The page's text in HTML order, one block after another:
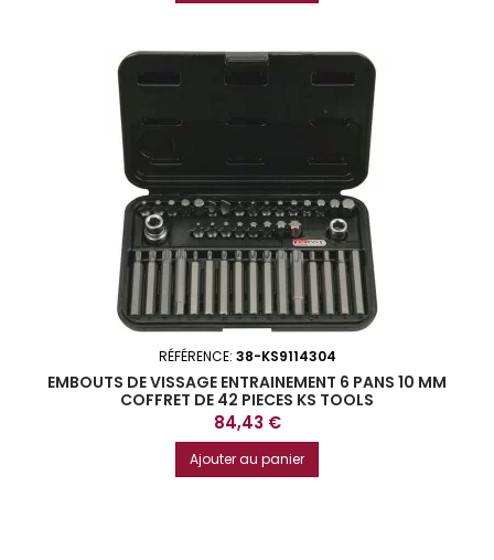
RÉFÉRENCE: 38-KS9114304
EMBOUTS DE VISSAGE ENTRAINEMENT 6 PANS 10 MM
COFFRET DE 42 PIECES KS TOOLS
Prix
84,43 €
Ajouter au panier